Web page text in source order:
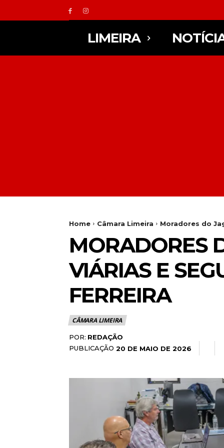
LIMEIRA
Home Câmara Limeira Moradores do
MORADORES
VIÁRIAS E
FERREIRA
CÂMARA LIMEIRA
POR: REDAÇÃO
PUBLICAÇÃO 20 DE MAIO DE 2026